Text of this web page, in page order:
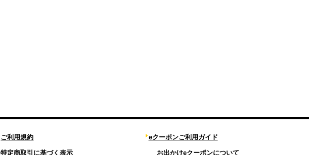
ご利用規約
特定商取引に基づく表示
eクーポンご利用ガイド
お出かけeクーポンについて